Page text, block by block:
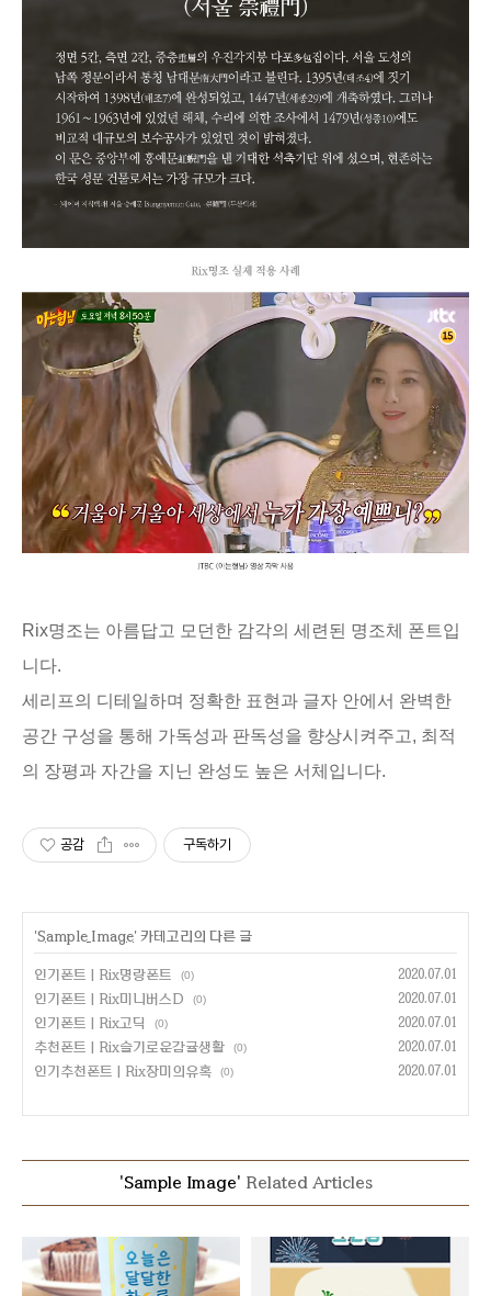
Rix명조는 아름답고 모던한 감각의 세련된 명조체 폰트입
니다.
세리프의 디테일하며 정확한 표현과 글자 안에서 완벽한
공간 구성을 통해 가독성과 판독성을 향상시켜주고, 최적
의 장평과 자간을 지닌 완성도 높은 서체입니다.
공감 구독하기
'Sample Image' 카테고리의 다른 글
인기폰트 | Rix명랑폰트 (0) 2020.07.01
인기폰트 | Rix미니버스D (0) 2020.07.01
인기폰트 | Rix고딕 (0) 2020.07.01
추천폰트 | Rix슬기로운감귤생활 (0) 2020.07.01
인기추천폰트 | Rix장미의유혹 (0) 2020.07.01
'Sample Image' Related Articles